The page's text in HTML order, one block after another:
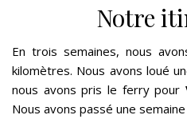
Notre
En trois semaines, nous
kilomètres. Nous avons loué
nous avons pris le ferry pour
Nous avons passé une